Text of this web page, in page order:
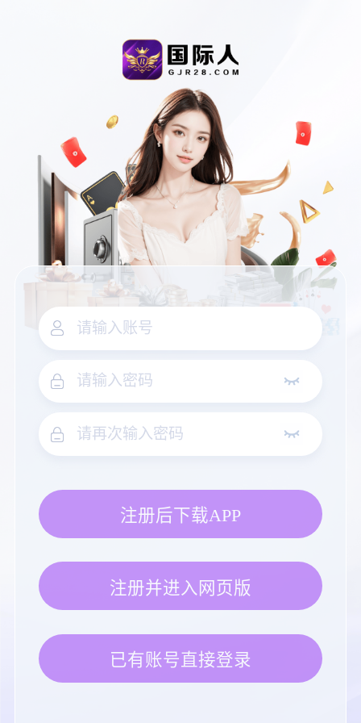
注册后下载APP
注册并进入网页版
已有账号直接登录